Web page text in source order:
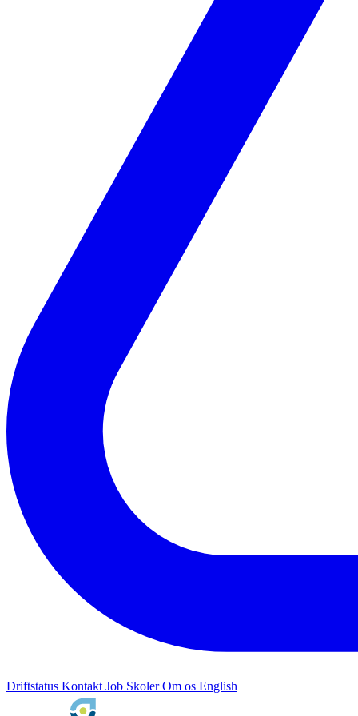
Driftstatus Kontakt Job SkolerOm os English